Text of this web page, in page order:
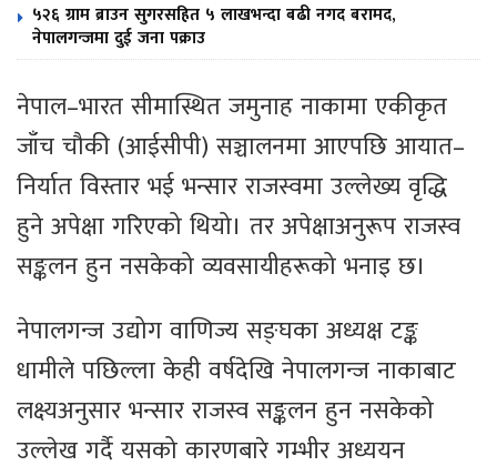
५२६ ग्राम ब्राउन सुगरसहित ५ लाखभन्दा बढी नगद बरामद,
नेपालगन्जमा दुई जना पक्राउ
नेपाल–भारत सीमास्थित जमुनाह नाकामा एकीकृत
जाँच चौकी (आईसीपी) सञ्चालनमा आएपछि आयात–
निर्यात विस्तार भई भन्सार राजस्वमा उल्लेख्य वृद्धि
हुने अपेक्षा गरिएको थियो। तर अपेक्षाअनुरूप राजस्व
सङ्कलन हुन नसकेको व्यवसायीहरूको भनाइ छ।
नेपालगन्ज उद्योग वाणिज्य सङ्घका अध्यक्ष टङ्क
धामीले पछिल्ला केही वर्षदेखि नेपालगन्ज नाकाबाट
लक्ष्यअनुसार भन्सार राजस्व सङ्कलन हुन नसकेको
उल्लेख गर्दै यसको कारणबारे गम्भीर अध्ययन